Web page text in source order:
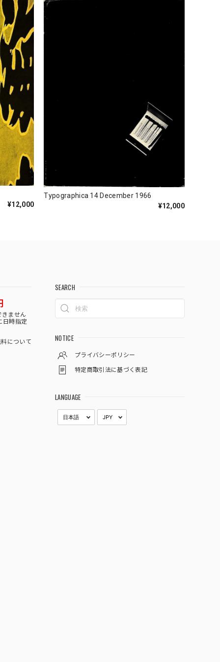
¥12,000
Typographica 14 December 1966
¥12,000
きません
日時指定
について
SEARCH
NOTICE
プライバシーポリシー
特定商取引法に基づく表記
LANGUAGE